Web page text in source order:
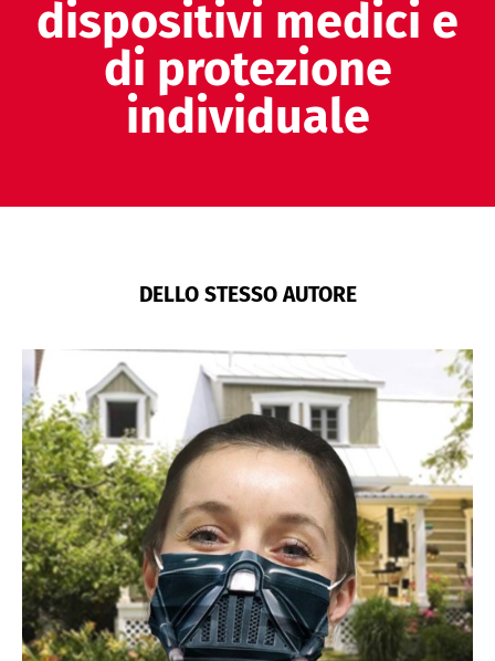
dispositivi medici e
di protezione
individuale
DELLO STESSO AUTORE